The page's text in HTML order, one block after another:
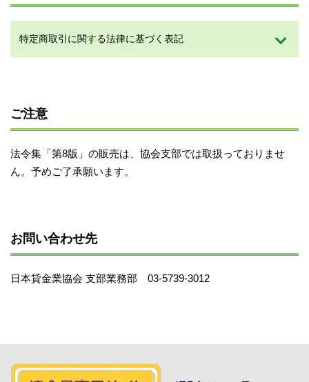
特定商取引に関する法律に基づく表記
ご注意
法令集「第8版」の販売は、協会支部では取扱っておりませ
ん。予めご了承願います。
お問い合わせ先
日本貸金業協会 支部業務部 03-5739-3012